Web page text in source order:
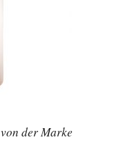
der Marke